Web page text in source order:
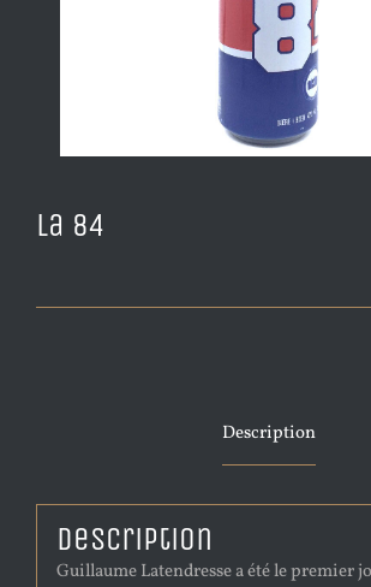
La 84
Description
Description
Guillaume Latendresse a été le premier